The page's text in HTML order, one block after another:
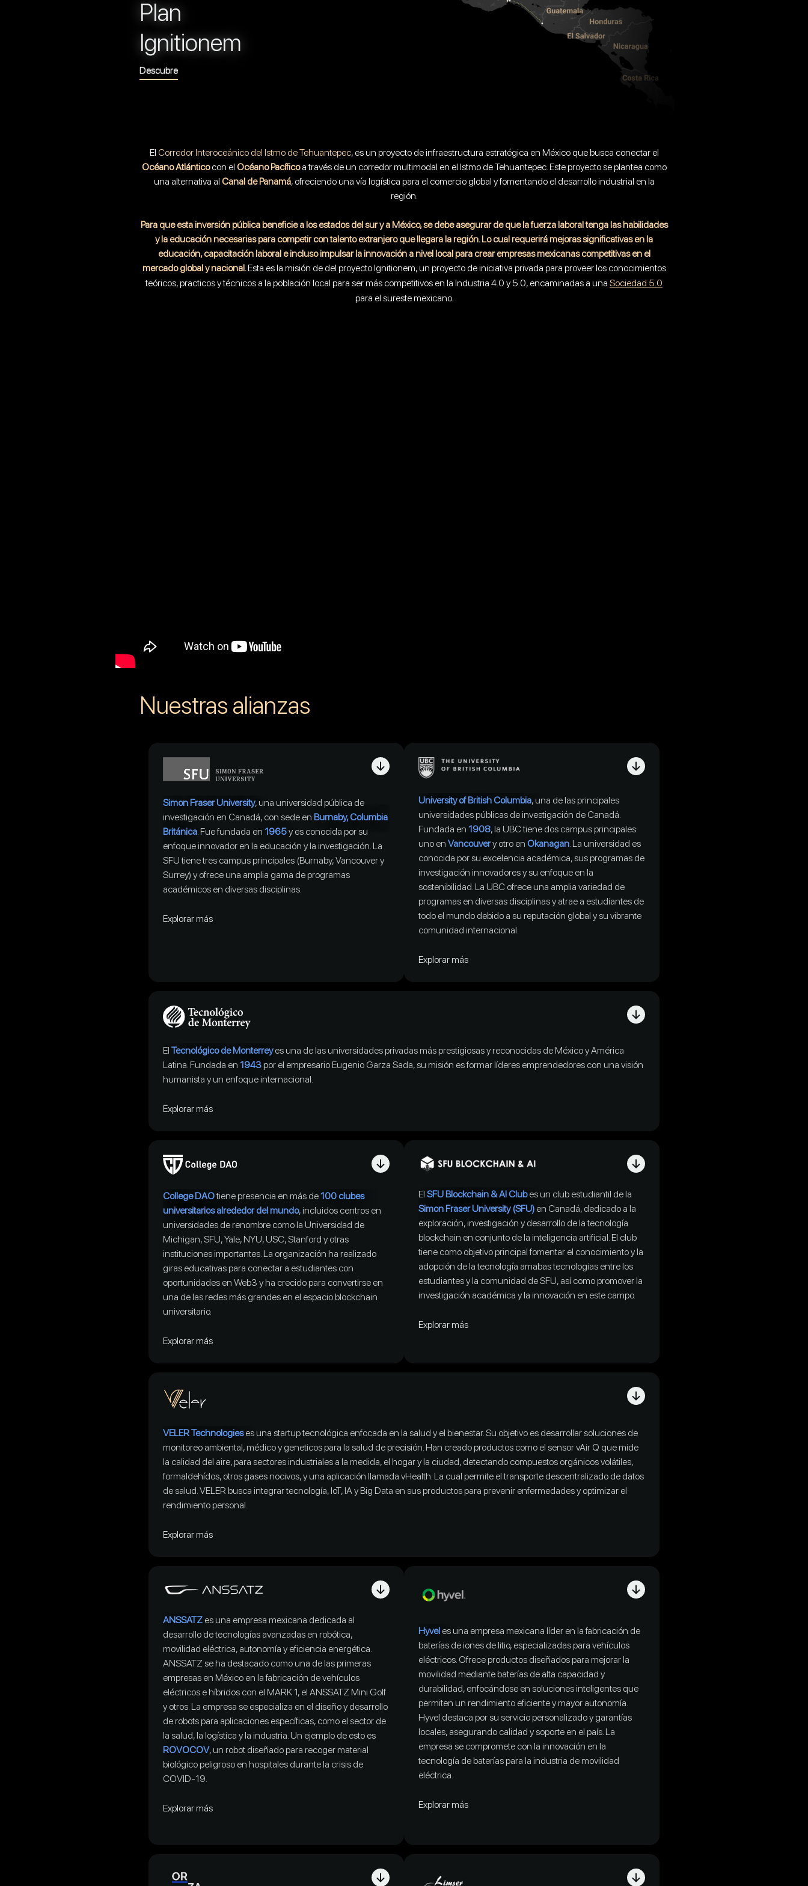
Plan
Ignitionem
Descubre
El Corredor Interoceánico del Istmo de Tehuantepec, es un proyecto de infraestructura estratégica en México que busca conectar el
Océano Atlánticocon el Océano Pacíficoa través de un corredor multimodal en el Istmo de Tehuantepec. Este proyecto se plantea como
una alternativa al Canal de Panamá, ofreciendo una vía logística para el comercio global y fomentando el desarrollo industrial en la
región.
Para que esta inversión pública beneficie a los estados del sur y a México, se debe asegurar de que la fuerza laboral tenga las habilidades
y la educación necesarias para competir con talento extranjero que llegara la región. Lo cual requerirá mejoras significativas en la
educación, capacitación laboral e incluso impulsar la innovación a nivel local para crear empresas mexicanas competitivas en el
mercado global y nacional.Esta es la misión de del proyecto Ignitionem, un proyecto de iniciativa privada para proveer los conocimientos
teóricos, practicos y técnicos a la población local para ser más competitivos en la Industria 4.0 y 5.0, encaminadas a una Sociedad 5.0
para el sureste mexicano.
Nuestras alianzas
Simon Fraser University, una universidad pública de
investigación en Canadá, con sede en Burnaby, Columbia
Británica . Fue fundada en 1965y es conocida por su
enfoque innovador en la educación y la investigación. La
SFU tiene tres campus principales (Burnaby, Vancouver y
Surrey) y ofrece una amplia gama de programas
académicos en diversas disciplinas.
Explorar más
University of British Columbia, una de las principales
universidades públicas de investigación de Canadá.
Fundada en 1908, la UBC tiene dos campus principales:
uno en Vancouvery otro en Okanagan. La universidad es
conocida por su excelencia académica, sus programas de
investigación innovadores y su enfoque en la
sostenibilidad. La UBC ofrece una amplia variedad de
programas en diversas disciplinas y atrae a estudiantes de
todo el mundo debido a su reputación global y su vibrante
comunidad internacional.
Explorar más
El Tecnológico de Monterreyes una de las universidades privadas más prestigiosas y reconocidas de México y América
Latina. Fundada en 1943por el empresario Eugenio Garza Sada, su misión es formar líderes emprendedores con una visión
humanista y un enfoque internacional.
Explorar más
College DAOtiene presencia en más de100 clubes
universitarios alrededor del mundo, incluidos centros en
universidades de renombre como la Universidad de
Michigan, SFU, Yale, NYU, USC, Stanford y otras
instituciones importantes. La organización ha realizado
giras educativas para conectar a estudiantes con
oportunidades en Web3 y ha crecido para convertirse en
una de las redes más grandes en el espacio blockchain
universitario.
Explorar más
El SFU Blockchain & AI Clubes un club estudiantil de la
Simon Fraser University (SFU) en Canadá, dedicado a la
exploración, investigación y desarrollo de la tecnología
blockchain en conjunto de la inteligencia artificial. El club
tiene como objetivo principal fomentar el conocimiento y la
adopción de la tecnología amabas tecnologias entre los
estudiantes y la comunidad de SFU, así como promover la
investigación académica y la innovación en este campo.
Explorar más
VELER Technologieses una startup tecnológica enfocada en la salud y el bienestar. Su objetivo es desarrollar soluciones de
monitoreo ambiental, médico y geneticos para la salud de precisión. Han creado productos como el sensor vAir Q que mide
la calidad del aire, para sectores industriales a la medida, el hogar y la ciudad, detectando compuestos orgánicos volátiles,
formaldehídos, otros gases nocivos, y una aplicación llamada vHealth. La cual permite el transporte descentralizado de datos
de salud. VELER busca integrar tecnología, IoT, IA y Big Data en sus productos para prevenir enfermedades y optimizar el
rendimiento personal.
Explorar más
ANSSATZ es una empresa mexicana dedicada al
desarrollo de tecnologías avanzadas en robótica,
movilidad eléctrica, autonomía y eficiencia energética.
ANSSATZ se ha destacado como una de las primeras
empresas en México en la fabricación de vehículos
eléctricos e híbridos con el MARK 1, el ANSSATZ Mini Golf
y otros. La empresa se especializa en el diseño y desarrollo
de robots para aplicaciones específicas, como el sector de
la salud, la logística y la industria. Un ejemplo de esto es
ROVOCOV, un robot diseñado para recoger material
biológico peligroso en hospitales durante la crisis de
COVID-19.
Explorar más
Hyvel es una empresa mexicana líder en la fabricación de
baterías de iones de litio, especializadas para vehículos
eléctricos. Ofrece productos diseñados para mejorar la
movilidad mediante baterías de alta capacidad y
durabilidad, enfocándose en soluciones inteligentes que
permiten un rendimiento eficiente y mayor autonomía.
Hyvel destaca por su servicio personalizado y garantías
locales, asegurando calidad y soporte en el país. La
empresa se compromete con la innovación en la
tecnología de baterías para la industria de movilidad
eléctrica.
Explorar más